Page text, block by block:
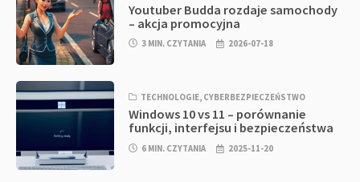
Youtuber Budda rozdaje samochody
– akcja promocyjna
3 MIN. CZYTANIA 2026-07-18
TECHNOLOGIE, CYBERBEZPIECZEŃSTWO
Windows 10 vs 11 – porównanie
funkcji, interfejsu i bezpieczeństwa
6 MIN. CZYTANIA 2025-11-20